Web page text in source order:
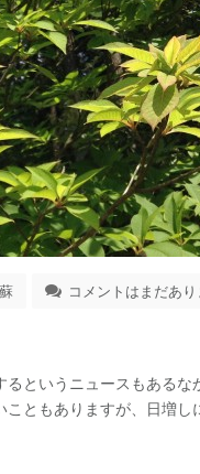
コメントはまだあり
というニュースもあるな
ともありますが、日増し